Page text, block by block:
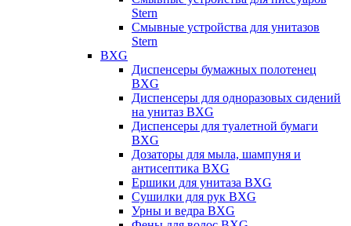
Stern
Смывные устройства для унитазов
Stern
BXG
Диспенсеры бумажных полотенец
BXG
Диспенсеры для одноразовых сидений
на унитаз BXG
Диспенсеры для туалетной бумаги
BXG
Дозаторы для мыла, шампуня и
антисептика BXG
Ершики для унитаза BXG
Сушилки для рук BXG
Урны и ведра BXG